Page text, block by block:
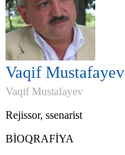
Vaqif Mustafayev
Vaqif Mustafayev
Rejissor, ssenarist
BİOQRAFİYA